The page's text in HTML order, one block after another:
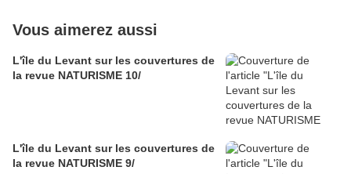
Vous aimerez aussi
L'île du Levant sur les couvertures de
la revue NATURISME 10/
L'île du Levant sur les couvertures de
la revue NATURISME 9/